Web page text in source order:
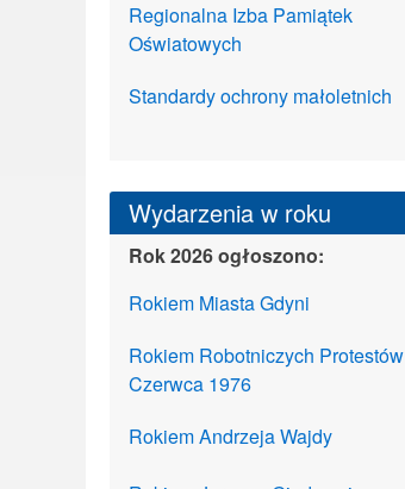
Regionalna Izba Pamiątek
Oświatowych
Standardy ochrony małoletnich
Wydarzenia w roku
Rok 2026 ogłoszono:
Rokiem Miasta Gdyni
Rokiem Robotniczych Protestów
Czerwca 1976
Rokiem Andrzeja Wajdy